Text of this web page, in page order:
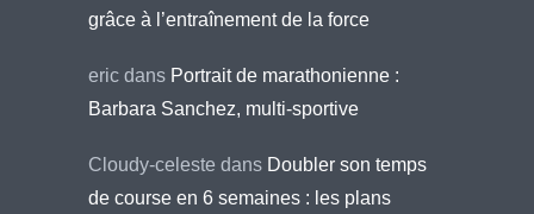
grâce à l’entraînement de la force
eric dans Portrait de marathonienne :
Barbara Sanchez, multi-sportive
Cloudy-celeste dans Doubler son temps
de course en 6 semaines : les plans